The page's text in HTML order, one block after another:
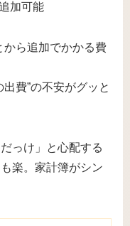
加可能
ら追加でかかる費
費”の不安がグッと
っけ」と心配する
楽。家計簿がシン